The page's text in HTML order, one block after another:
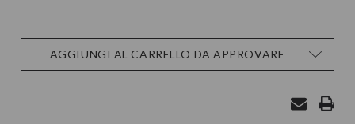
attuale:AGGIUNGI AL CARRELLO DA APPROVARE